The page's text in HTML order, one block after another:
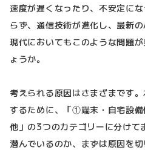
速度が遅くなったり、不安定に
らず、通信技術が進化し、最新
現代においてもこのような問題
ょうか。
考えられる原因はさまざまです
するために、「①端末・自宅設
他」の3つのカテゴリーに分けて
潜んでいるのか、まずは原因を